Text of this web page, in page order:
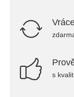
s